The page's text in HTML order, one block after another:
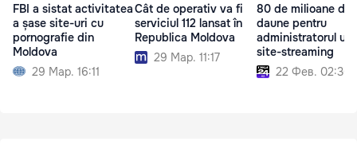
FBI a sistat activitatea
a șase site-uri cu
pornografie din
Moldova
29 Мар. 16:11
Cât de operativ va fi
serviciul 112 lansat în
Republica Moldova
29 Мар. 11:17
80 de milioane de
daune pentru
administratorul
site-streaming
22 Фев. 02:30